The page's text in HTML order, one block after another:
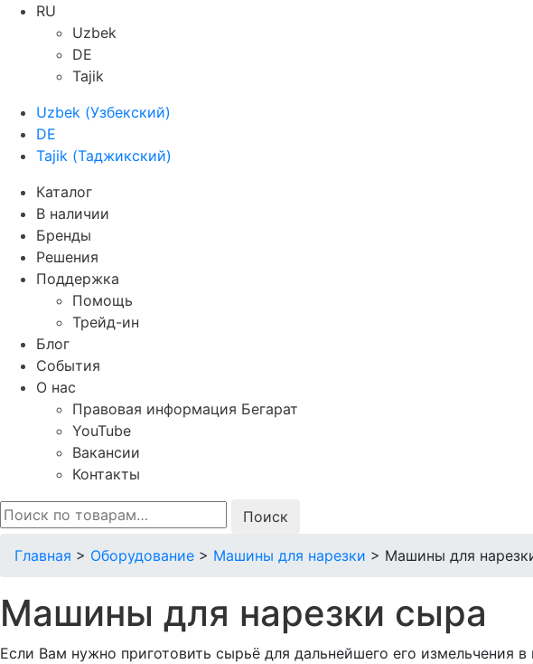
RU
Uzbek
DE
Tajik
Uzbek (Узбекский)
DE
Tajik (Таджикский)
Каталог
В наличии
Бренды
Решения
Поддержка
Помощь
Трейд-ин
Блог
События
О нас
Правовая информация Бегарат
YouTube
Вакансии
Контакты
Искать:
Главная > Оборудование > Машины для нарезки > Машины для
Машины для нарезки сыра
Если Вам нужно приготовить сырьё для дальнейшего его измельчения